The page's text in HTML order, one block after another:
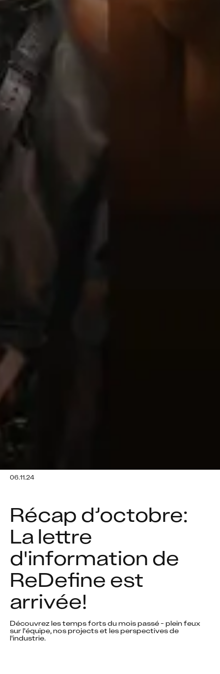
06.11.24
Récap d’octobre:
La lettre
d'information de
ReDefine est
arrivée!
Découvrez les temps forts du mois passé - plein feux
sur l'équipe, nos projects et les perspectives de
l'industrie.